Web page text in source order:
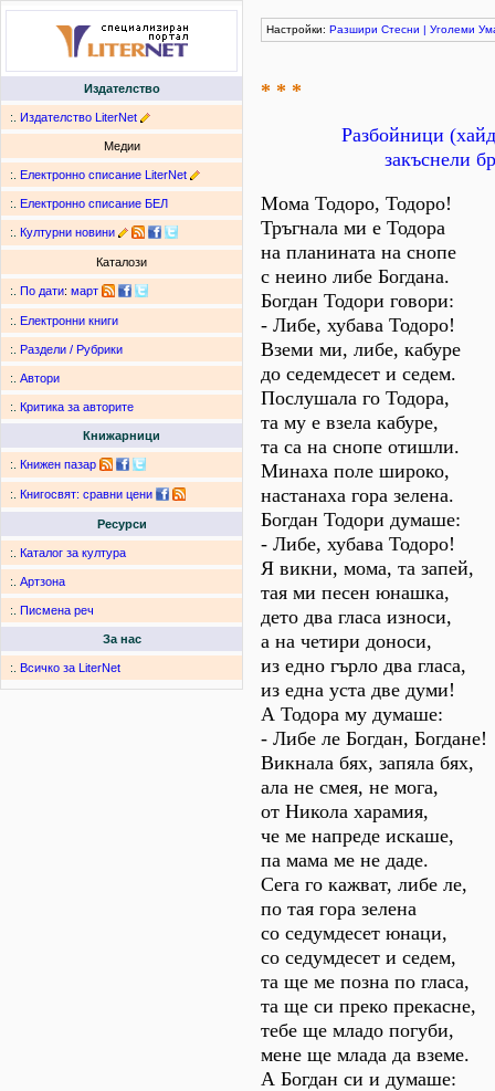
Издателство
:. Издателство LiterNet
Медии
:. Електронно списание LiterNet
:. Електронно списание БЕЛ
:. Културни новини
Каталози
:. По дати: март
:. Електронни книги
:. Раздели / Рубрики
:. Автори
:. Критика за авторите
Книжарници
:. Книжен пазар
:. Книгосвят: сравни цени
Ресурси
:. Каталог за култура
:. Артзона
:. Писмена реч
За нас
:. Всичко за LiterNet
Настройки: Разшири Стесни | Уголеми
* * *
Разбойници
закъснели
Мома Тодоро, Тодоро!
Тръгнала ми е Тодора
на планината на снопе
с неино либе Богдана.
Богдан Тодори говори:
- Либе, хубава Тодоро!
Вземи ми, либе, кабуре
до седемдесет и седем.
Послушала го Тодора,
та му е взела кабуре,
та са на снопе отишли.
Минаха поле широко,
настанаха гора зелена.
Богдан Тодори думаше:
- Либе, хубава Тодоро!
Я викни, мома, та запей,
тая ми песен юнашка,
дето два гласа износи,
а на четири доноси,
из едно гърло два гласа,
из една уста две думи!
А Тодора му думаше:
- Либе ле Богдан, Богдане!
Викнала бях, запяла бях,
ала не смея, не мога,
от Никола харамия,
че ме напреде искаше,
па мама ме не даде.
Сега го кажват, либе ле,
по тая гора зелена
со седумдесет юнаци,
со седумдесет и седем,
та ще ме позна по гласа,
та ще си преко прекасне,
тебе ще младо погуби,
мене ще млада да вземе.
А Богдан си и думаше: